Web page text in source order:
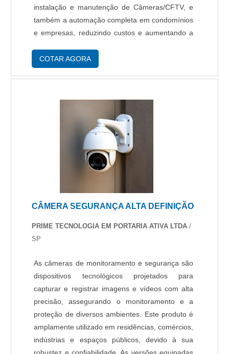
instalação e manutenção de Câmeras/CFTV, e
também a automação completa em condomínios
e empresas, reduzindo custos e aumentando a
Fechado de TV é um dos meios mais eficientes
COTAR AGORA
CÂMERA SEGURANÇA ALTA DEFINIÇÃO
PRIME TECNOLOGIA EM PORTARIA ATIVA LTDA /
SP
As câmeras de monitoramento e segurança são
dispositivos tecnológicos projetados para
capturar e registrar imagens e vídeos com alta
precisão, assegurando o monitoramento e a
proteção de diversos ambientes. Este produto é
amplamente utilizado em residências, comércios,
indústrias e espaços públicos, devido à sua
robustez e confiabilidade. As versões equipadas